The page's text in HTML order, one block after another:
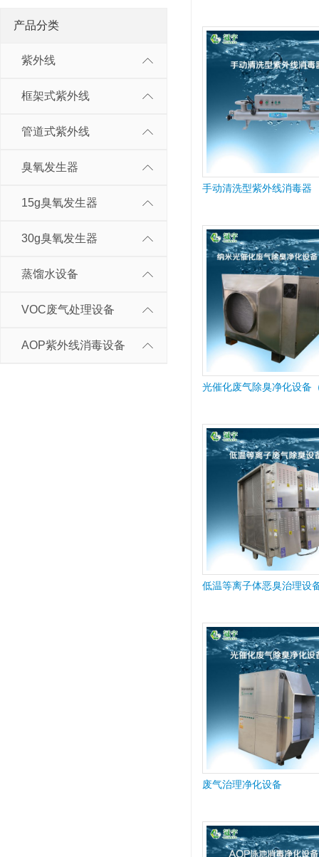
产品分类
紫外线
框架式紫外线
管道式紫外线
臭氧发生器
15g臭氧发生器
30g臭氧发生器
蒸馏水设备
VOC废气处理设备
AOP紫外线消毒设备
手动清洗型紫外线消毒器
光催化废气除臭净化设备
低温等离子体恶臭治理设
废气治理净化设备